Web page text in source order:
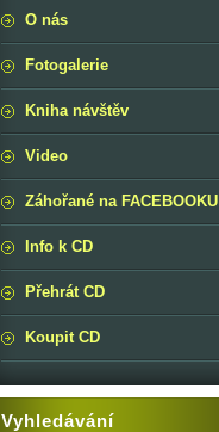
O nás
Fotogalerie
Kniha návštěv
Video
Záhořané na FACEBOOKU
Info k CD
Přehrát CD
Koupit CD
Vyhledávání